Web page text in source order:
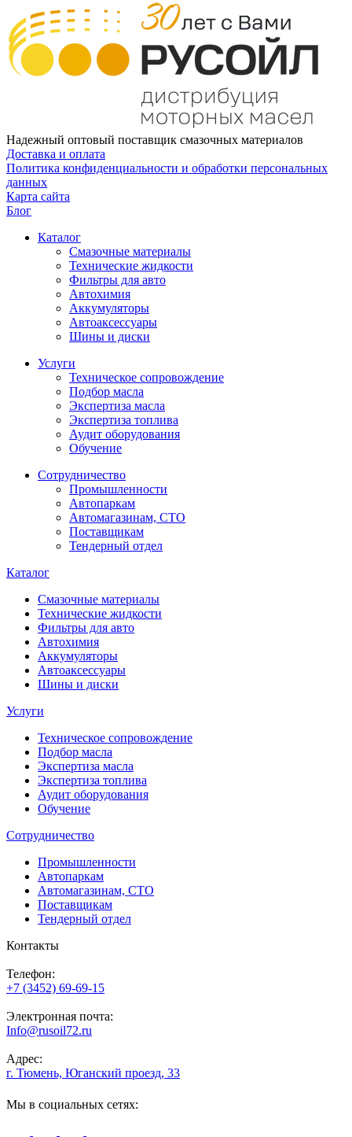
Надежный оптовый поставщик смазочных материалов
Доставка и оплата
Политика конфиденциальности и обработки персональных
данных
Карта сайта
Блог
Каталог
Смазочные материалы
Технические жидкости
Фильтры для авто
Автохимия
Аккумуляторы
Автоаксессуары
Шины и диски
Услуги
Техническое сопровождение
Подбор масла
Экспертиза масла
Экспертиза топлива
Аудит оборудования
Обучение
Сотрудничество
Промышленности
Автопаркам
Автомагазинам, СТО
Поставщикам
Тендерный отдел
Каталог
Смазочные материалы
Технические жидкости
Фильтры для авто
Автохимия
Аккумуляторы
Автоаксессуары
Шины и диски
Услуги
Техническое сопровождение
Подбор масла
Экспертиза масла
Экспертиза топлива
Аудит оборудования
Обучение
Сотрудничество
Промышленности
Автопаркам
Автомагазинам, СТО
Поставщикам
Тендерный отдел
Контакты
Телефон:
+7 (3452) 69-69-15
Электронная почта:
Info@rusoil72.ru
Адрес:
г. Тюмень, Юганский проезд, 33
Мы в социальных сетях: